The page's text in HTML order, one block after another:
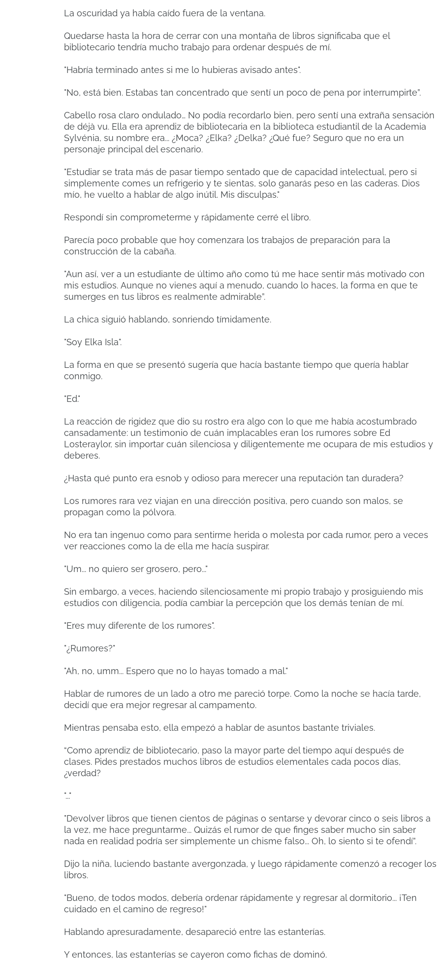
La oscuridad ya había caído fuera de la ventana.
Quedarse hasta la hora de cerrar con una montaña de libros significaba que el
bibliotecario tendría mucho trabajo para ordenar después de mí.
"Habría terminado antes si me lo hubieras avisado antes".
"No, está bien. Estabas tan concentrado que sentí un poco de pena por interrumpirte”.
Cabello rosa claro ondulado… No podía recordarlo bien, pero sentí una extraña sensación
de déjà vu. Ella era aprendiz de bibliotecaria en la biblioteca estudiantil de la Academia
Sylvénia, su nombre era... ¿Moca? ¿Elka? ¿Delka? ¿Qué fue? Seguro que no era un
personaje principal del escenario.
"Estudiar se trata más de pasar tiempo sentado que de capacidad intelectual, pero si
simplemente comes un refrigerio y te sientas, solo ganarás peso en las caderas. Dios
mío, he vuelto a hablar de algo inútil. Mis disculpas."
Respondí sin comprometerme y rápidamente cerré el libro.
Parecía poco probable que hoy comenzara los trabajos de preparación para la
construcción de la cabaña.
"Aun así, ver a un estudiante de último año como tú me hace sentir más motivado con
mis estudios. Aunque no vienes aquí a menudo, cuando lo haces, la forma en que te
sumerges en tus libros es realmente admirable”.
La chica siguió hablando, sonriendo tímidamente.
"Soy Elka Isla".
La forma en que se presentó sugería que hacía bastante tiempo que quería hablar
conmigo.
"Ed."
La reacción de rigidez que dio su rostro era algo con lo que me había acostumbrado
cansadamente: un testimonio de cuán implacables eran los rumores sobre Ed
Losteraylor, sin importar cuán silenciosa y diligentemente me ocupara de mis estudios y
deberes.
¿Hasta qué punto era esnob y odioso para merecer una reputación tan duradera?
Los rumores rara vez viajan en una dirección positiva, pero cuando son malos, se
propagan como la pólvora.
No era tan ingenuo como para sentirme herida o molesta por cada rumor, pero a veces
ver reacciones como la de ella me hacía suspirar.
"Um... no quiero ser grosero, pero..."
Sin embargo, a veces, haciendo silenciosamente mi propio trabajo y prosiguiendo mis
estudios con diligencia, podía cambiar la percepción que los demás tenían de mí.
"Eres muy diferente de los rumores".
"¿Rumores?"
"Ah, no, umm... Espero que no lo hayas tomado a mal."
Hablar de rumores de un lado a otro me pareció torpe. Como la noche se hacía tarde,
decidí que era mejor regresar al campamento.
Mientras pensaba esto, ella empezó a hablar de asuntos bastante triviales.
“Como aprendiz de bibliotecario, paso la mayor parte del tiempo aquí después de
clases. Pides prestados muchos libros de estudios elementales cada pocos días,
¿verdad?
"..."
"Devolver libros que tienen cientos de páginas o sentarse y devorar cinco o seis libros a
la vez, me hace preguntarme... Quizás el rumor de que finges saber mucho sin saber
nada en realidad podría ser simplemente un chisme falso... Oh, lo siento si te ofendí”.
Dijo la niña, luciendo bastante avergonzada, y luego rápidamente comenzó a recoger los
libros.
"Bueno, de todos modos, debería ordenar rápidamente y regresar al dormitorio... ¡Ten
cuidado en el camino de regreso!"
Hablando apresuradamente, desapareció entre las estanterías.
Y entonces, las estanterías se cayeron como fichas de dominó.